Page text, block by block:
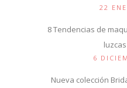
22
8 Tendencias de
6
Nueva colección